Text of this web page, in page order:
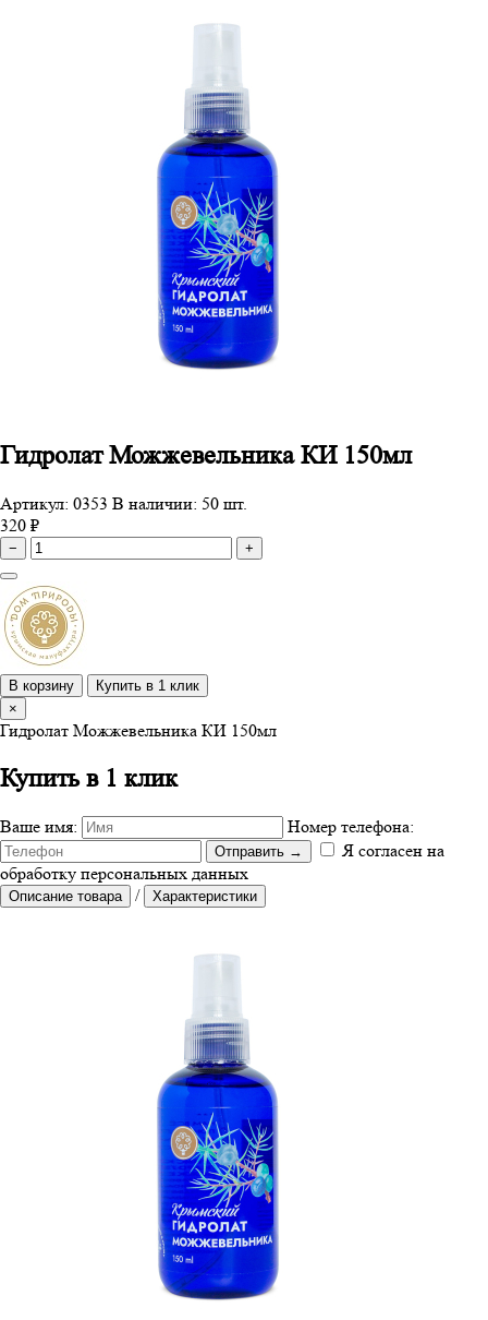
Гидролат Можжевельника КИ 150мл
Артикул: 0353 В наличии: 50 шт.
320 ₽
− +
В корзину
Купить в 1 клик
×
Гидролат Можжевельника КИ 150мл
Купить в 1 клик
Ваше имя: Номер телефона:
Отправить →
Я согласен на
обработку персональных данных
Описание товара / Характеристики